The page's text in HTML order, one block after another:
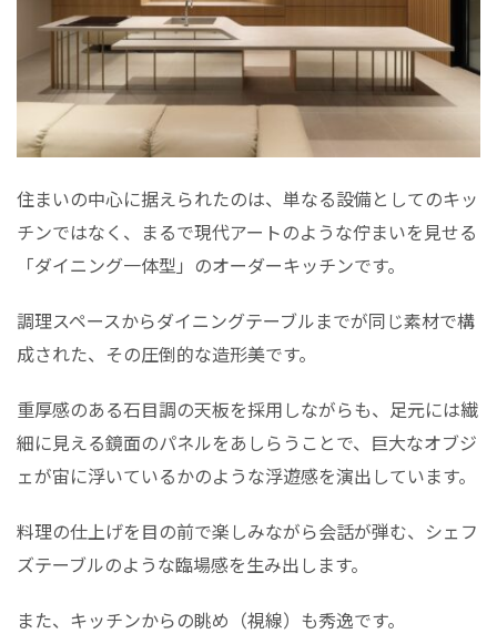
住まいの中心に据えられたのは、単なる設備としてのキッ
チンではなく、まるで現代アートのような佇まいを見せる
「ダイニング一体型」のオーダーキッチンです。
調理スペースからダイニングテーブルまでが同じ素材で構
成された、その圧倒的な造形美です。
重厚感のある石目調の天板を採用しながらも、足元には繊
細に見える鏡面のパネルをあしらうことで、巨大なオブジ
ェが宙に浮いているかのような浮遊感を演出しています。
料理の仕上げを目の前で楽しみながら会話が弾む、シェフ
ズテーブルのような臨場感を生み出します。
また、キッチンからの眺め（視線）も秀逸です。